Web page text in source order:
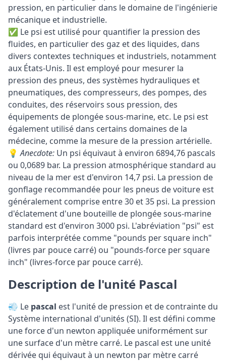
pression, en particulier dans le domaine de l'ingénierie
mécanique et industrielle.
✅ Le psi est utilisé pour quantifier la pression des
fluides, en particulier des gaz et des liquides, dans
divers contextes techniques et industriels, notamment
aux États-Unis. Il est employé pour mesurer la
pression des pneus, des systèmes hydrauliques et
pneumatiques, des compresseurs, des pompes, des
conduites, des réservoirs sous pression, des
équipements de plongée sous-marine, etc. Le psi est
également utilisé dans certains domaines de la
médecine, comme la mesure de la pression artérielle.
💡Anecdote: Un psi équivaut à environ 6894,76 pascals
ou 0,0689 bar. La pression atmosphérique standard au
niveau de la mer est d'environ 14,7 psi. La pression de
gonflage recommandée pour les pneus de voiture est
généralement comprise entre 30 et 35 psi. La pression
d'éclatement d'une bouteille de plongée sous-marine
standard est d'environ 3000 psi. L'abréviation "psi" est
parfois interprétée comme "pounds per square inch"
(livres par pouce carré) ou "pounds-force per square
inch" (livres-force par pouce carré).
Description de l'unité Pascal
💨 Le pascal est l'unité de pression et de contrainte du
Système international d'unités (SI). Il est défini comme
une force d'un newton appliquée uniformément sur
une surface d'un mètre carré. Le pascal est une unité
dérivée qui équivaut à un newton par mètre carré